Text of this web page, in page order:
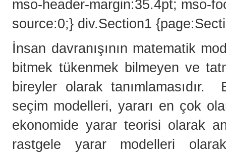
mso-header-margin:35.4pt; mso-
source:0;} div.Section1
İnsan davranışının matematik
bitmek tükenmek bilmeyen ve
bireyler olarak
seçim modelleri, yararı en çok
ekonomide yarar teorisi olarak
rastgele yarar modelleri